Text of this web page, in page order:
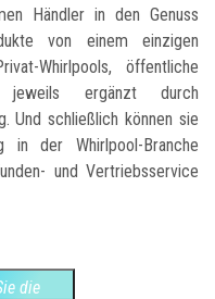
Händler in den Genuss
von einem einzigen
Whirlpools, öffentliche
jeweils ergänzt durch
Und schließlich können sie
in der Whirlpool-Branche
und Vertriebsservice
die